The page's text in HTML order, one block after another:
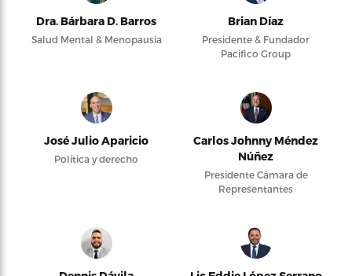
Dra. Bárbara D. Barros
Salud Mental & Menopausia
Brian Díaz
Presidente & Fundador
Pacifico Group
José Julio Aparicio
Política y derecho
Carlos Johnny Méndez
Núñez
Presidente Cámara de
Representantes